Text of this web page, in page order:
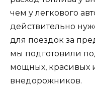
чем у легкового
действительно
для поездок за
мы подготовили
мощных, красивых
внедорожников.